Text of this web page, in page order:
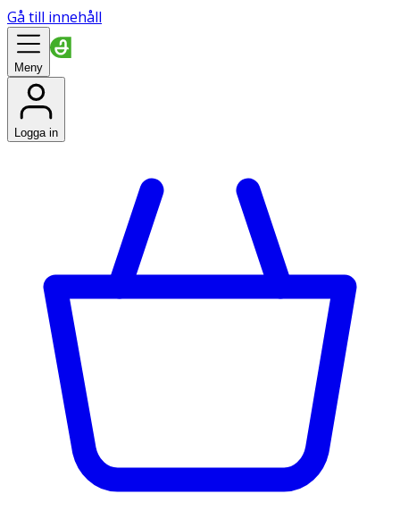
Gå till innehåll
Meny
Logga in